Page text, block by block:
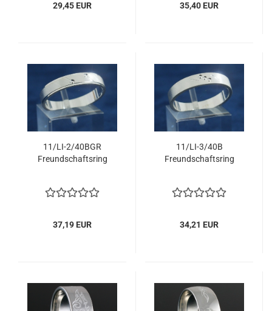
29,45 EUR 35,40 EUR
11/LI-2/40BGR
Freundschaftsring
37,19 EUR
11/LI-3/40B
Freundschaftsring
34,21 EUR